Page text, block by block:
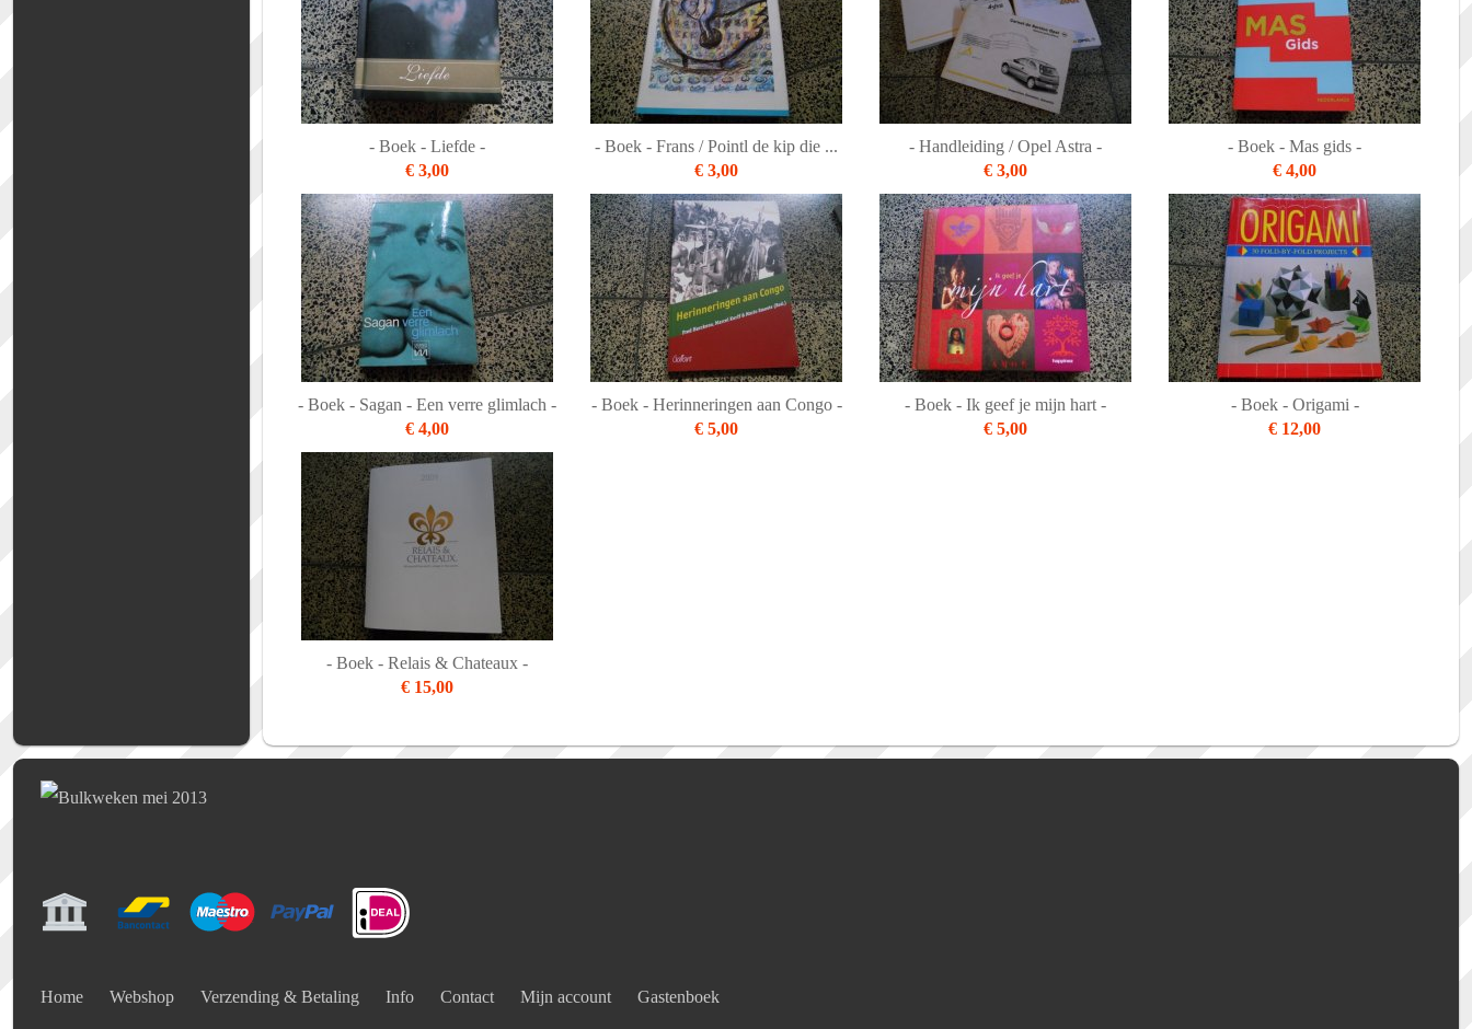
- Boek - Liefde -
€ 3,00
- Boek - Frans / Pointl de kip die ...
€ 3,00
- Handleiding / Opel Astra -
€ 3,00
- Boek - Mas gids -
€ 4,00
- Boek - Sagan - Een verre glimlach -
€ 4,00
- Boek - Herinneringen aan Congo -
€ 5,00
- Boek - Ik geef je mijn hart -
€ 5,00
- Boek - Origami -
€ 12,00
- Boek - Relais & Chateaux -
€ 15,00
Home Webshop Verzending & Betaling Info Contact Mijn account Gastenboek